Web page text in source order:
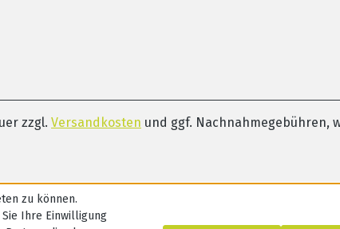
zzgl. Versandkosten und ggf. Nachnahmegebühren,
zu können.
Ihre Einwilligung